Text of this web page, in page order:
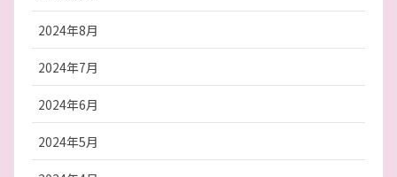
2024年8月
2024年7月
2024年6月
2024年5月